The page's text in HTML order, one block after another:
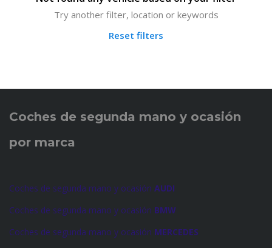
Try another filter, location or keywords
Reset filters
Coches de segunda mano y ocasión
por marca
Coches de segunda mano y ocasión AUDI
Coches de segunda mano y ocasión BMW
Coches de segunda mano y ocasión MERCEDES